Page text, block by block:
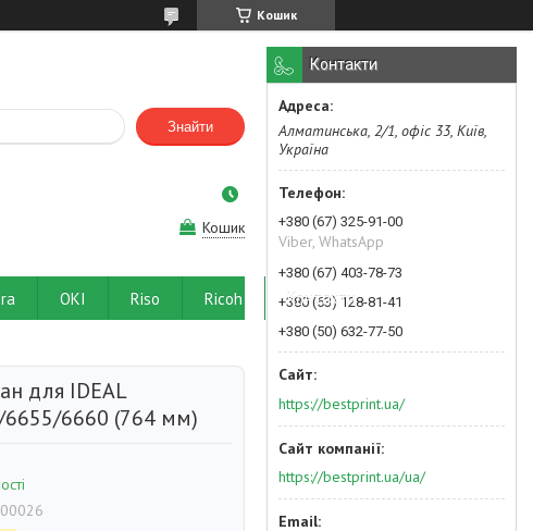
Кошик
Знайти
Кошик
OKI Riso Ricoh Контакти
для IDEAL
6660 (764 мм)
Контакти
Алматинська, 2/1, офіс 33, Київ,
Україна
+380 (67) 325-91-00
Viber, WhatsApp
+380 (67) 403-78-73
+380 (63) 128-81-41
+380 (50) 632-77-50
https://bestprint.ua/
https://bestprint.ua/ua/